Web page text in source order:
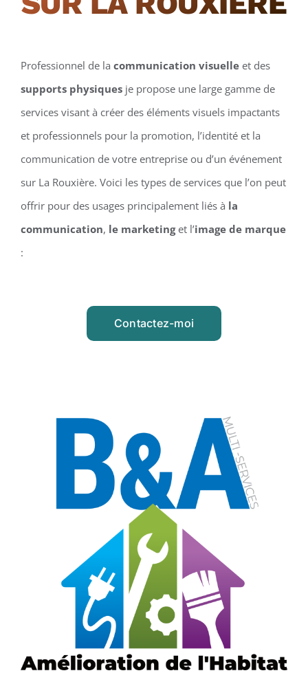
Professionnel de la communication visuelleet des
supports physiquesje propose une large gamme de
services visant à créer des éléments visuels impactants
et professionnels pour la promotion, l’identité et la
communication de votre entreprise ou d’un événement
sur La Rouxière. Voici les types de services que l’on peut
offrir pour des usages principalement liés à la
communication, le marketinget l’image de marque
:
Contactez-moi